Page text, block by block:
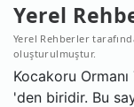
Yerel
Yerel Rehberler
oluşturulmuştur.
Kocakoru
'den biridir. Bu